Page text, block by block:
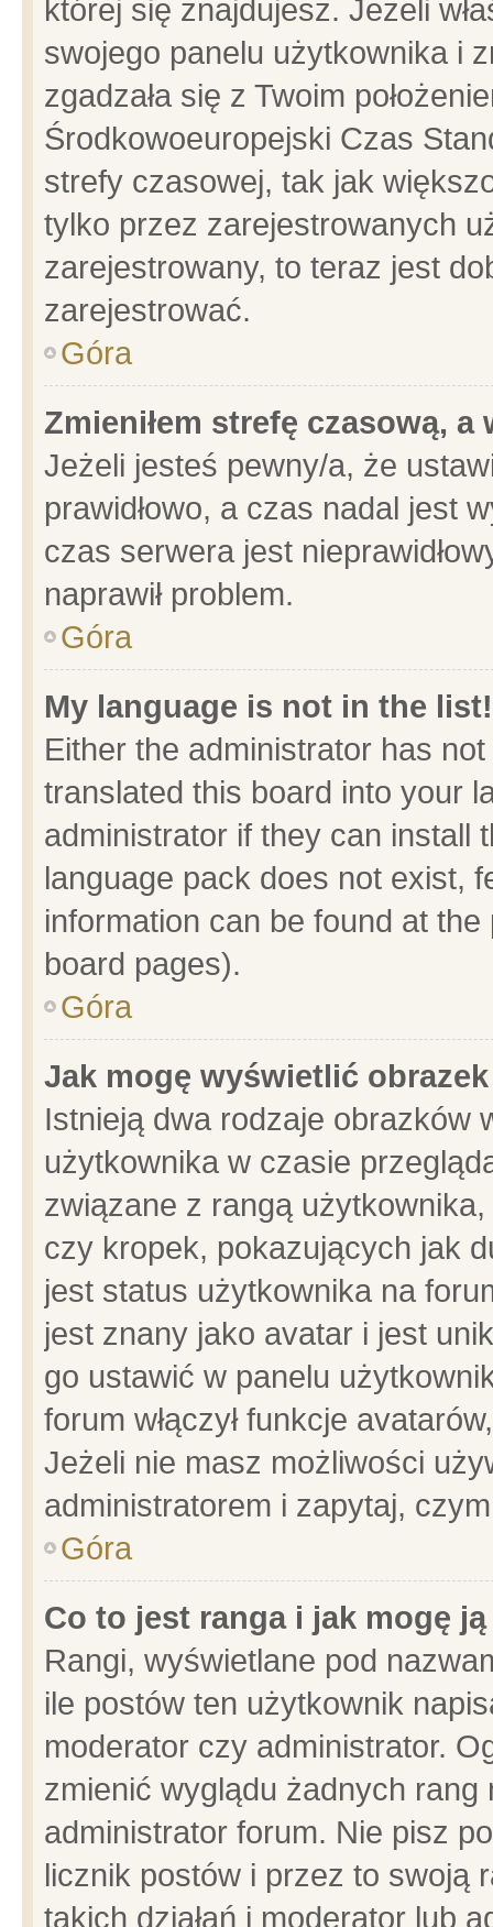
której się znajdujesz. Jeżeli
swojego panelu użytkownika i
zgadzała się z Twoim
Środkowoeuropejski Czas
strefy czasowej, tak jak
tylko przez zarejestrowanych
zarejestrowany, to teraz jest
zarejestrować.
Góra
Zmieniłem strefę czasową,
Jeżeli jesteś pewny/a, że
prawidłowo, a czas nadal jest
czas serwera jest
naprawił problem.
Góra
My language is not in the list!
Either the administrator has
translated this board into your
administrator if they can install
language pack does not exist,
information can be found at
board pages).
Góra
Jak mogę wyświetlić
Istnieją dwa rodzaje obrazków
użytkownika w czasie
związane z rangą
czy kropek, pokazujących jak
jest status użytkownika na
jest znany jako avatar i jest
go ustawić w panelu
forum włączył funkcje
Jeżeli nie masz możliwości
administratorem i zapytaj,
Góra
Co to jest ranga i jak mogę
Rangi, wyświetlane pod
ile postów ten użytkownik
moderator czy administrator.
zmienić wyglądu żadnych
administrator forum. Nie pisz
licznik postów i przez to swoją
takich działań i moderator lub